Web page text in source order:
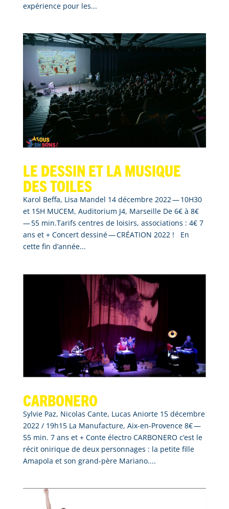
expérience pour les...
Le dessin et la musique
des toiles
Karol Beffa, Lisa Mandel 14 décembre 2022 — 10H30
et 15H MUCEM, Auditorium J4, Marseille De 6€ à 8€
— 55 min.Tarifs centres de loisirs, associations : 4€ 7
ans et + Concert dessiné — CRÉATION 2022 ! En
cette fin d’année...
Carbonero
Sylvie Paz, Nicolas Cante, Lucas Aniorte 15 décembre
2022 / 19h15 La Manufacture, Aix-en-Provence 8€ —
55 min. 7 ans et + Conte électro CARBONERO c’est le
récit onirique de deux personnages : la petite fille
Amapola et son grand-père Mariano....